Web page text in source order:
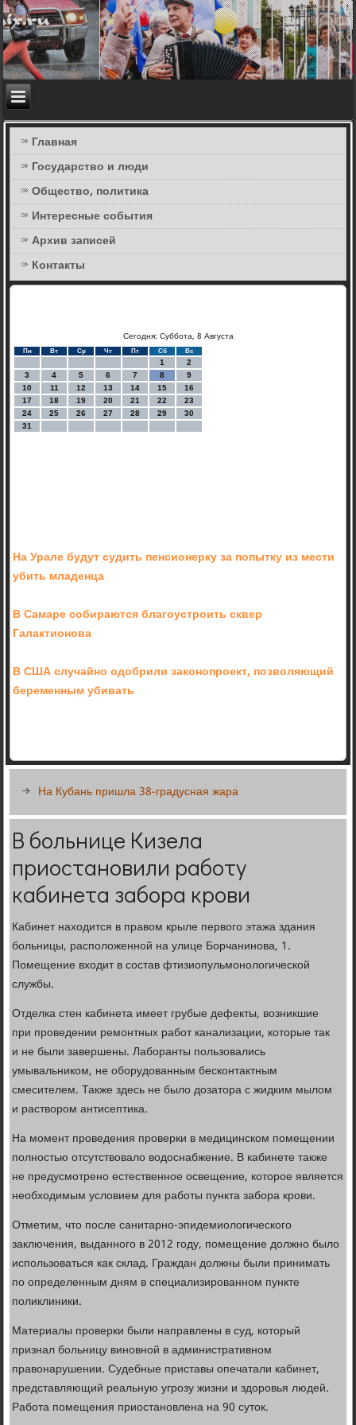
Главная
Государство и люди
Общество, политика
Интересные события
Архив записей
Контакты
Сегодня: Суббота, 8 Августа
Пн Вт Ср Чт Пт Сб Вс
1
2
3
4 5 6 7 8
9
10
11 12 13 14 15
16
17
18 19 20 21 22
23
24
25 26 27 28 29
30
31
На Урале будут судить пенсионерку за попытку из мести
убить младенца
В Самаре собираются благоустроить сквер
Галактионова
В США случайно одобрили законопроект, позволяющий
беременным убивать
На Кубань пришла 38-градусная жара
В больнице Кизела
приостановили работу
кабинета забора крови
Кабинет находится в правом крыле первого этажа здания
больницы, расположенной на улице Борчанинова, 1.
Помещение входит в состав фтизиопульмонологической
службы.
Отделка стен кабинета имеет грубые дефекты, возникшие
при проведении ремонтных работ канализации, которые так
и не были завершены. Лаборанты пользовались
умывальником, не оборудованным бесконтактным
смесителем. Также здесь не было дозатора с жидким мылом
и раствором антисептика.
На момент проведения проверки в медицинском помещении
полностью отсутствовало водоснабжение. В кабинете также
не предусмотрено естественное освещение, которое является
необходимым условием для работы пункта забора крови.
Отметим, что после санитарно-эпидемиологического
заключения, выданного в 2012 году, помещение должно было
использоваться как склад. Граждан должны были принимать
по определенным дням в специализированном пункте
поликлиники.
Материалы проверки были направлены в суд, который
признал больницу виновной в административном
правонарушении. Судебные приставы опечатали кабинет,
представляющий реальную угрозу жизни и здоровья людей.
Работа помещения приостановлена на 90 суток.